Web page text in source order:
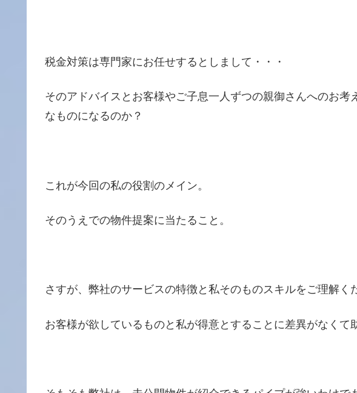
税金対策は専門家にお任せするとしまして・・・
そのアドバイスとお客様やご子息一人ずつの親御さんへのお考
なものになるのか？
これが今回の私の役割のメイン。
そのうえでの物件提案に当たること。
さすが、弊社のサービスの特徴と私そのものスキルをご理解く
お客様が欲しているものと私が得意とすることに差異がなくて